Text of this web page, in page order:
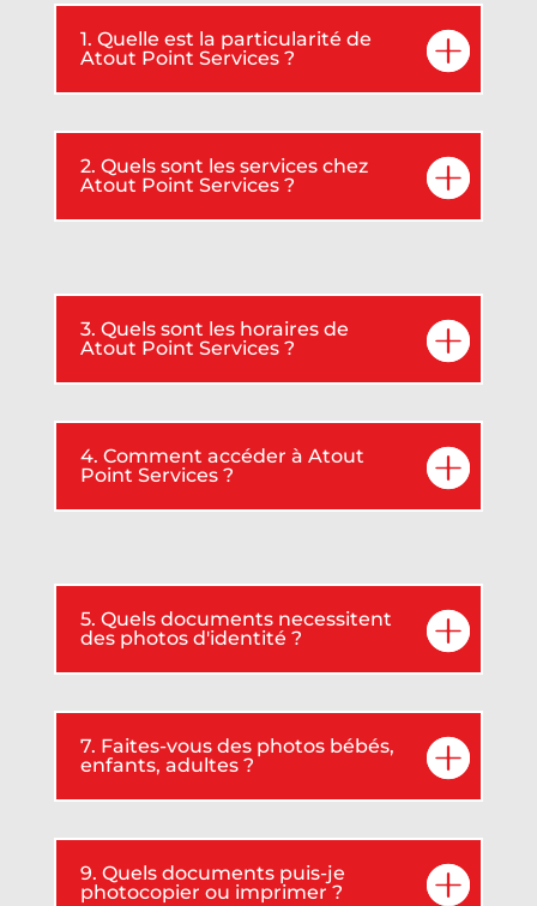
1. Quelle est la particularité de
Atout Point Services ?
2. Quels sont les services chez
Atout Point Services ?
3. Quels sont les horaires de
Atout Point Services ?
4. Comment accéder à Atout
Point Services ?
5. Quels documents necessitent
des photos d'identité ?
7. Faites-vous des photos bébés,
enfants, adultes ?
9. Quels documents puis-je
photocopier ou imprimer ?